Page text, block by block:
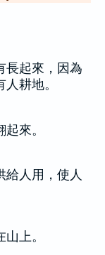
長起來，因為
耕地。
來。
給人用，使人
上。